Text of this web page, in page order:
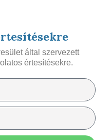
által szervezett
értesítésekre.